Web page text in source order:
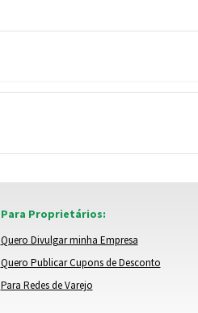
Para Proprietários:
Quero Divulgar minha Empresa
Quero Publicar Cupons de Desconto
Para Redes de Varejo